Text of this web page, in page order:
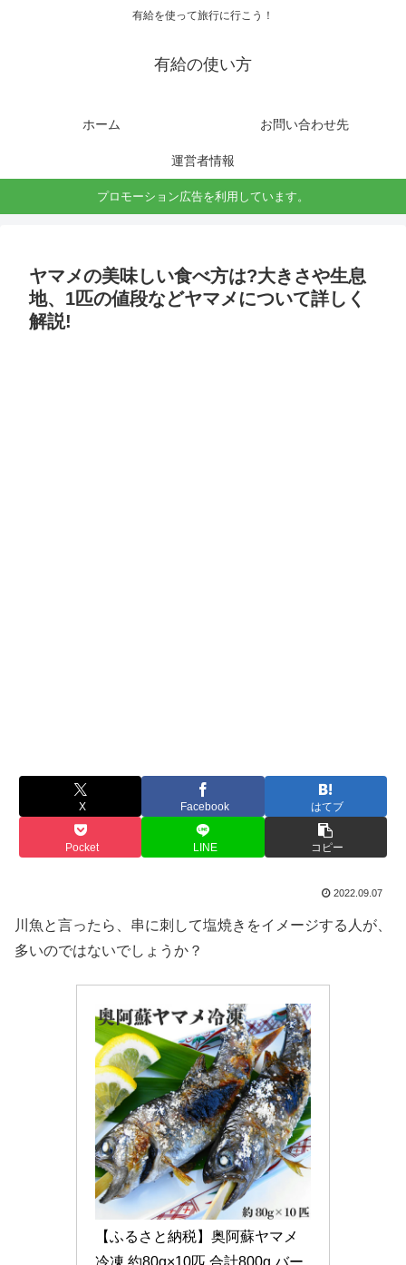
有給を使って旅行に行こう！
有給の使い方
ホーム お問い合わせ先
運営者情報
プロモーション広告を利用しています。
ヤマメの美味しい食べ方は?大きさや生息
地、1匹の値段などヤマメについて詳しく
解説!
X Facebook はてブ
Pocket LINE コピー
2022.09.07
川魚と言ったら、串に刺して塩焼きをイメージする人が、
多いのではないでしょうか？
【ふるさと納税】奥阿蘇ヤマメ
冷凍 約80g×10匹 合計800g バー